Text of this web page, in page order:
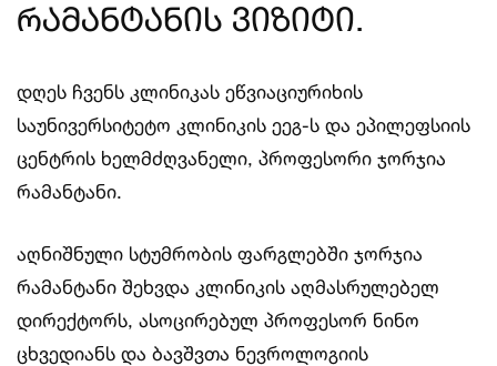
რამანტანის ვიზიტი.
დღეს ჩვენს კლინიკას ეწვიაციურიხის
საუნივერსიტეტო კლინიკის ეეგ-ს და ეპილეფსიის
ცენტრის ხელმძღვანელი, პროფესორი ჯორჯია
რამანტანი.
აღნიშნული სტუმრობის ფარგლებში ჯორჯია
რამანტანი შეხვდა კლინიკის აღმასრულებელ
დირექტორს, ასოცირებულ პროფესორ ნინო
ცხვედიანს და ბავშვთა ნევროლოგიის